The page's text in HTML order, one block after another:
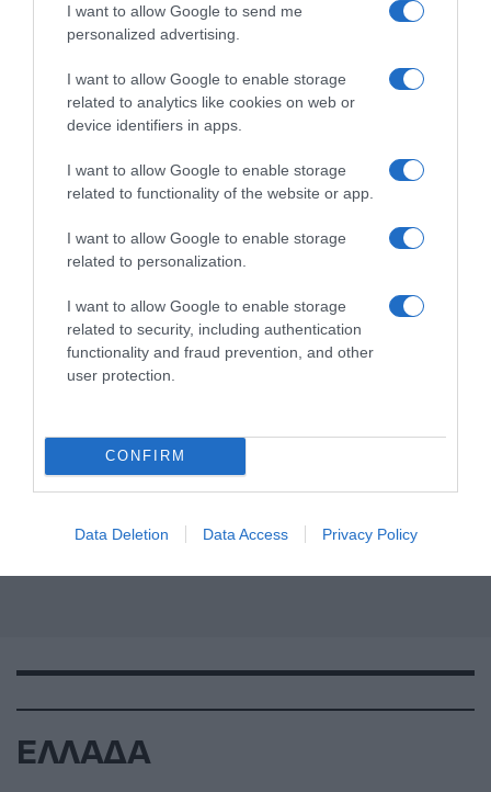
I want to allow Google to send me
personalized advertising.
I want to allow Google to enable storage
related to analytics like cookies on web or
device identifiers in apps.
I want to allow Google to enable storage
related to functionality of the website or app.
I want to allow Google to enable storage
related to personalization.
I want to allow Google to enable storage
related to security, including authentication
functionality and fraud prevention, and other
user protection.
CONFIRM
Data Deletion Data Access Privacy Policy
ΣΧΟΛΙΑ
ΕΛΛΑΔΑ